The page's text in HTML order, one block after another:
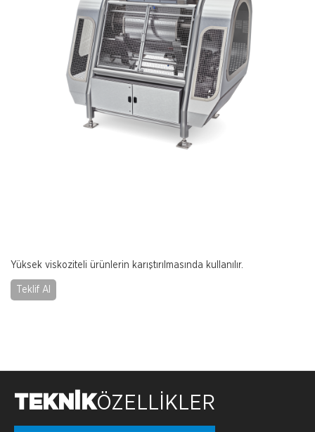
Yüksek viskoziteli ürünlerin karıştırılmasında kullanılır.
Teklif Al
TEKNİKÖZELLİKLER